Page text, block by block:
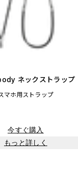
ネックストラップ
マホ用ストラップ
今すぐ購入
もっと詳しく